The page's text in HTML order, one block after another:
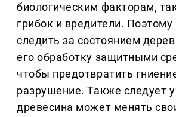
биологическим факторам,
грибок и вредители.
следить за состоянием
его обработку защитными
чтобы предотвратить
разрушение. Также следует
древесина может менять